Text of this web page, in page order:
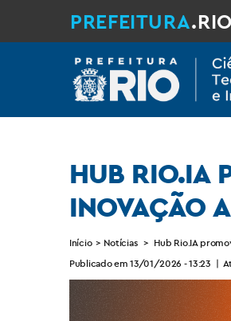
PREFEITURA.RIO
HUB RIO.IA
INOVAÇÃO
Início > Notícias > Hub Rio.IA
Publicado em 13/01/2026 - 13:23 |